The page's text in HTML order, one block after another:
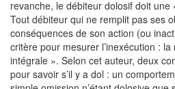
revanche, le débiteur dolosif doit
Tout débiteur qui ne remplit pas ses
conséquences de son action (ou
critère pour mesurer l’inexécution :
intégrale ». Selon cet auteur, deux
pour savoir s’il y a dol : un